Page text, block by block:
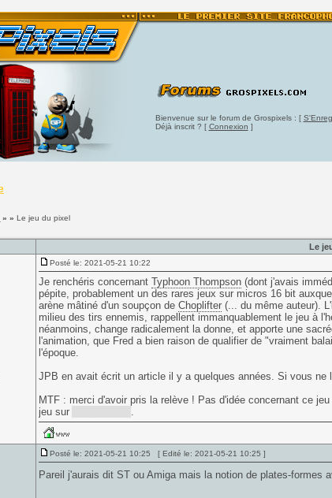
Bienvenue sur le forum de Grospixels : [
Déjà inscrit ? [ Connexion ]
» »Le jeu du pixel
Le
Posté le: 2021-05-21 10:22
Je renchéris concernant Typhoon Thompson(dont j'avais
pépite, probablement un des rares jeux sur micros 16 bit
arène mâtiné d'un soupçon de Choplifter(... du même auteur).
milieu des tirs ennemis, rappellent immanquablement le jeu à
néanmoins, change radicalement la donne, et apporte une
l'animation, que Fred a bien raison de qualifier de "vraiment
l'époque.
JPB en avait écrit un article il y a quelques années. Si vous
MTF : merci d'avoir pris la relève ! Pas d'idée concernant ce
jeu sur
.
Posté le: 2021-05-21 10:25 [ Edité le: 2021-05-21 10:25 ]
Pareil j'aurais dit ST ou Amiga mais la notion de plates-formes